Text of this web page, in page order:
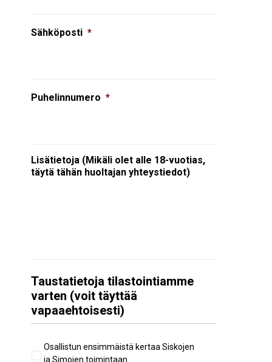
Sähköposti *
Puhelinnumero *
Lisätietoja (Mikäli olet alle 18-vuotias,
täytä tähän huoltajan yhteystiedot)
Taustatietoja tilastointiamme
varten (voit täyttää
vapaaehtoisesti)
Aiempi
osallistuminen
Osallistun ensimmäistä kertaa Siskojen
ja Simojen toimintaan